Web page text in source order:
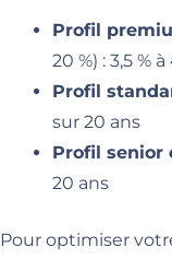
Profil
20 %) : 3,5 %
Profil
sur 20 ans
Profil senior
20 ans
Pour optimiser